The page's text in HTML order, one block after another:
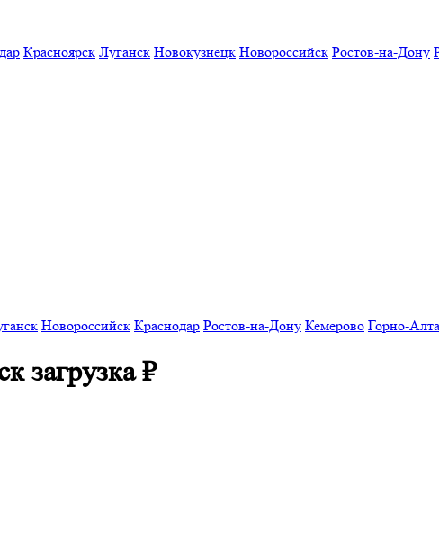
Красноярск Луганск Новокузнецк Новороссийск Ростов-на-Дону
Новороссийск Краснодар Ростов-на-Дону Кемерово Горно-
загрузка₽